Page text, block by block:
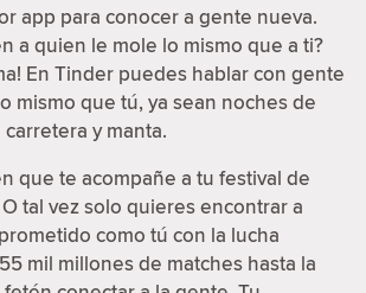
app para conocer a gente nueva.
a quien le mole lo mismo que a ti?
En Tinder puedes hablar con gente
mismo que tú, ya sean noches de
y manta.
que te acompañe a tu festival de
tal vez solo quieres encontrar a
como tú con la lucha
mil millones de matches hasta la